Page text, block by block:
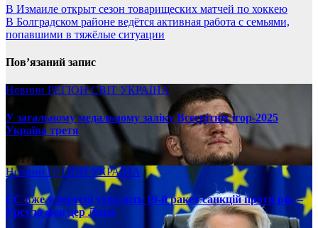
В Измаиле открыт сезон товарищеских матчей по хоккею
В Болградском районе ведётся активная работа с семьями,
попавшими в тяжёлые ситуации
Пов’язаний запис
Новини РЕГІОНСВІТ УКРАЇНА
У загальному медальному заліку Всесвітніх ігор-2025
Україна третя
08.17.2025
НовиниРЕГІОН УКРАЇНА
ЄС вже у вересні ухвалить 19-й ракет санкцій проти рф, –
Урсула фон дер Ляєн